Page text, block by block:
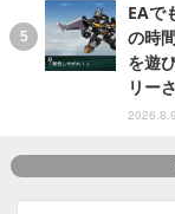
EAで
の時
を遊
リー